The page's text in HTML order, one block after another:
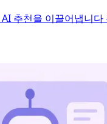
추천을 이끌어냅니